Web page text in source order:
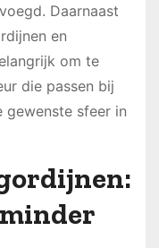
Daarnaast
en
om te
die passen bij
gewenste sfeer in